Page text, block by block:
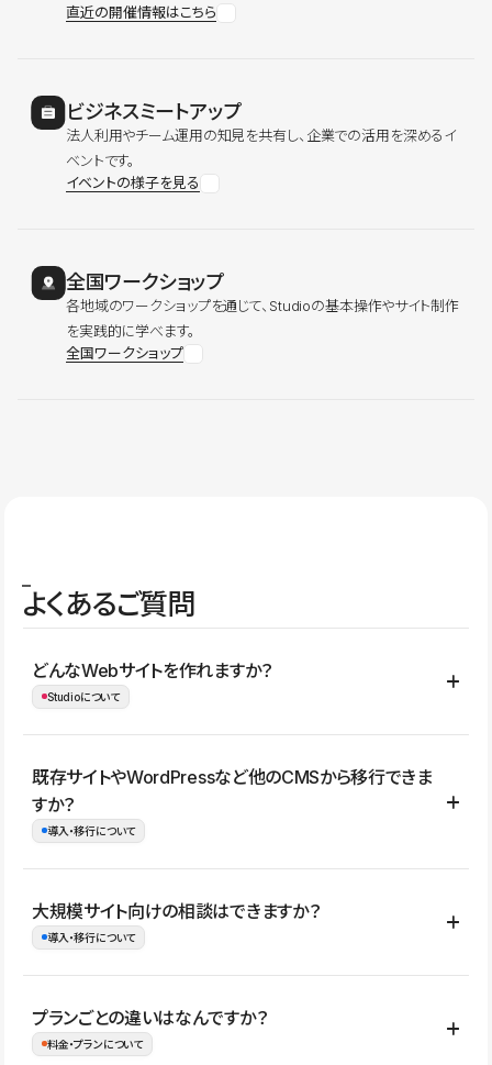
直近の開催情報はこちら
ビジネスミートアップ
法人利用やチーム運用の知見を共有し、企業での活用を深めるイ
ベントです。
イベントの様子を見る
全国ワークショップ
各地域のワークショップを通じて、Studioの基本操作やサイト制作
を実践的に学べます。
全国ワークショップ
よくあるご質問
どんなWebサイトを作れますか？
Studioについて
コーポレートサイト、サービスサイト、LP、採用サイト、ブロ
グ・メディア、イベントサイト、店舗・商品紹介サイト、ポートフ
ォリオなど幅広く制作できます。
既存サイトやWordPressなど他のCMSから移行できま
すか？
導入・移行について
はい。既存サイトの構成やコンテンツ、URLを整理したうえで、
Studio上に再構築する形で移行できます。 WordPressの場合は、
イト全体のデザインや設定がそのまま移行されるわけではないた
め、移行後にページ構成やデザイン、CMS設計、URL・リダイレク
大規模サイト向けの相談はできますか？
導入・移行について
はい。アクセス規模が大きいサイトや、複数部門での運用、権限管
理、セキュリティ確認、既存システムとの連携など、個別の要件が
プランごとの違いはなんですか？
料金・プランについて